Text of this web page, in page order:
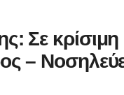
Σε
–